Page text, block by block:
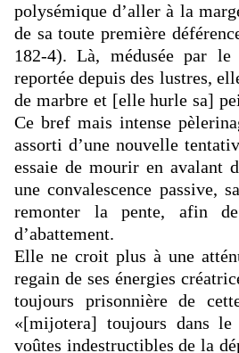
polysémique d’aller à la
de sa toute première
182-4). Là, médusée par
reportée depuis des lustres,
de marbre et [elle hurle sa]
Ce bref mais intense
assorti d’une nouvelle
essaie de mourir en avalant
une convalescence passive,
remonter la pente, afin
d’abattement.
Elle ne croit plus à une
regain de ses énergies
toujours prisonnière de
«[mijotera] toujours dans
voûtes indestructibles de la